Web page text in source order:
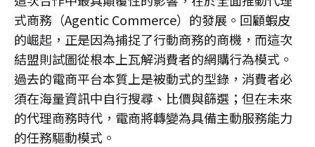
式商務（Agentic Commerce）的發展。回顧蝦皮
的崛起，正是因為捕捉了行動商務的商機，而這次
結盟則試圖從根本上瓦解消費者的網購行為模式。
過去的電商平台本質上是被動式的型錄，消費者必
須在海量資訊中自行搜尋、比價與篩選；但在未來
的代理商務時代，電商將轉變為具備主動服務能力
的任務驅動模式。